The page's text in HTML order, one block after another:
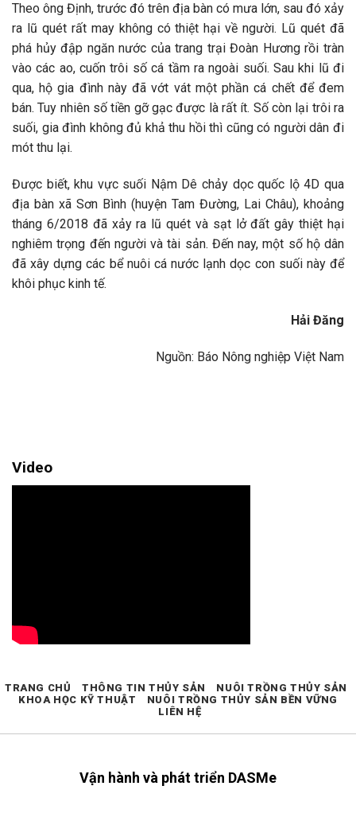
Theo ông Định, trước đó trên địa bàn có mưa lớn, sau đó xảy
ra lũ quét rất may không có thiệt hại về người. Lũ quét đã
phá hủy đập ngăn nước của trang trại Đoàn Hương rồi tràn
vào các ao, cuốn trôi số cá tầm ra ngoài suối. Sau khi lũ đi
qua, hộ gia đình này đã vớt vát một phần cá chết để đem
bán. Tuy nhiên số tiền gỡ gạc được là rất ít. Số còn lại trôi ra
suối, gia đình không đủ khả thu hồi thì cũng có người dân đi
mót thu lại.
Được biết, khu vực suối Nậm Dê chảy dọc quốc lộ 4D qua
địa bàn xã Sơn Bình (huyện Tam Đường, Lai Châu), khoảng
tháng 6/2018 đã xảy ra lũ quét và sạt lở đất gây thiệt hại
nghiêm trọng đến người và tài sản. Đến nay, một số hộ dân
đã xây dựng các bể nuôi cá nước lạnh dọc con suối này để
khôi phục kinh tế.
Hải Đăng
Nguồn: Báo Nông nghiệp Việt Nam
Video
Vận hành và phát triển DASMe
TRANG CHỦ THÔNG TIN THỦY SẢN
NUÔI TRỒNG THỦY SẢN
KHOA HỌC KỸ THUẬT
NUÔI TRỒNG THỦY SẢN BỀN VỮNG
LIÊN HỆ